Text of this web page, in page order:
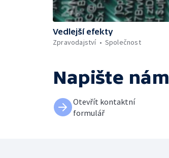
Vedlejší efekty
Zpravodajství
Společnost
Napište nám
Otevřít kontaktní
formulář